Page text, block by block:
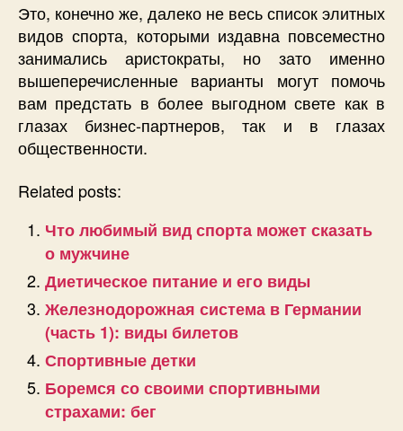
Это, конечно же, далеко не весь список элитных
видов спорта, которыми издавна повсеместно
занимались аристократы, но зато именно
вышеперечисленные варианты могут помочь
вам предстать в более выгодном свете как в
глазах бизнес-партнеров, так и в глазах
общественности.
Related posts:
Что любимый вид спорта может сказать
о мужчине
Диетическое питание и его виды
Железнодорожная система в Германии
(часть 1): виды билетов
Спортивные детки
Боремся со своими спортивными
страхами: бег